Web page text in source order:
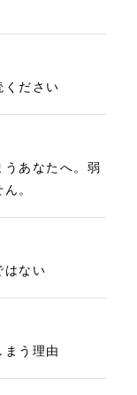
ください
うあなたへ。弱
。
はない
まう理由